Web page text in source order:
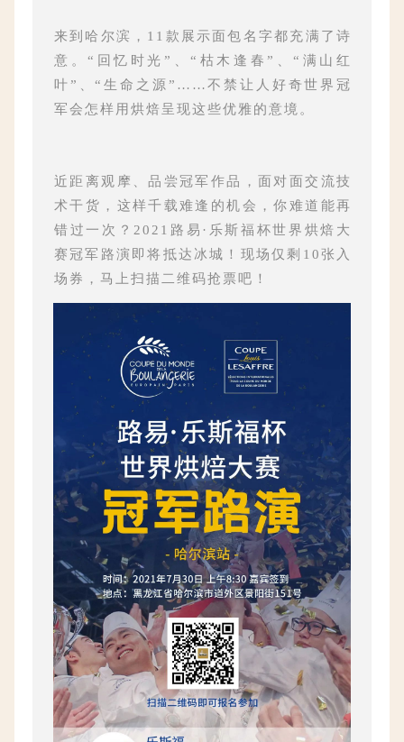
来到哈尔滨，11款展示面包名字都充满了诗
意。“回忆时光”、“枯木逢春”、“满山红
叶”、“生命之源”……不禁让人好奇世界冠
军会怎样用烘焙呈现这些优雅的意境。
近距离观摩、品尝冠军作品，面对面交流技
术干货，这样千载难逢的机会，你难道能再
错过一次？2021路易·乐斯福杯世界烘焙大
赛冠军路演即将抵达冰城！现场仅剩10张入
场券，马上扫描二维码抢票吧！